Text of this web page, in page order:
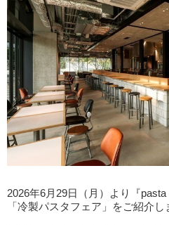
2026年6月29日（月）より『
「冷製パスタフェア」をご紹介し